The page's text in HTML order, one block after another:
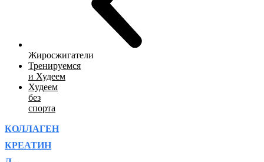
Жиросжигатели
Тренируемся
и Худеем
Худеем
без
спорта
КОЛЛАГЕН
КРЕАТИН